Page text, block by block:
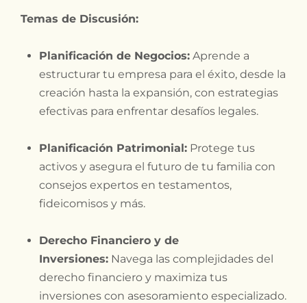
Temas de Discusión:
Planificación de Negocios: Aprende a
estructurar tu empresa para el éxito, desde la
creación hasta la expansión, con estrategias
efectivas para enfrentar desafíos legales.
Planificación Patrimonial: Protege tus
activos y asegura el futuro de tu familia con
consejos expertos en testamentos,
fideicomisos y más.
Derecho Financiero y de
Inversiones: Navega las complejidades del
derecho financiero y maximiza tus
inversiones con asesoramiento especializado.